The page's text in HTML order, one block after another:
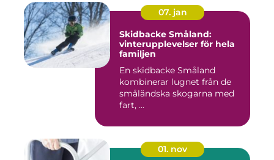
07. jan
Skidbacke Småland:
vinterupplevelser för hela
familjen
En skidbacke Småland
kombinerar lugnet från de
småländska skogarna med
fart, ...
01. nov